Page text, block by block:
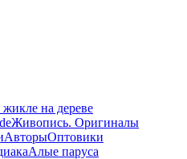
жикле на дереве
Живопись. Оригиналы
АвторыОптовики
Алые паруса